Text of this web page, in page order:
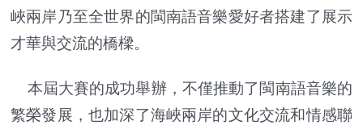
峽兩岸乃至全世界的閩南語音樂愛好者搭建了展示
才華與交流的橋樑。
本屆大賽的成功舉辦，不僅推動了閩南語音樂的
繁榮發展，也加深了海峽兩岸的文化交流和情感聯